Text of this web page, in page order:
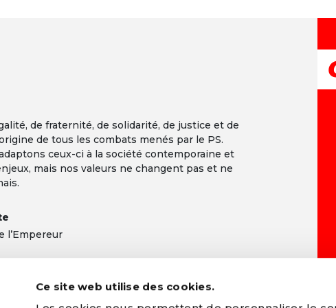
Ce site web utilise des cookies.
de fraternité, de solidarité, de justice et de
de tous les combats menés par le PS.
ceux-ci à la société contemporaine et
mais nos valeurs ne changent pas et ne
l’Empereur
légales |Confidentialité